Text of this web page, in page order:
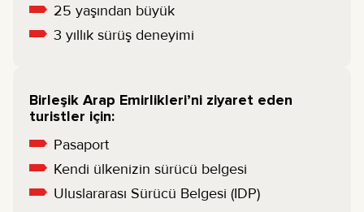
25 yaşından büyük
3 yıllık sürüş deneyimi
Birleşik Arap Emirlikleri’ni ziyaret eden
turistler için:
Pasaport
Kendi ülkenizin sürücü belgesi
Uluslararası Sürücü Belgesi (IDP)